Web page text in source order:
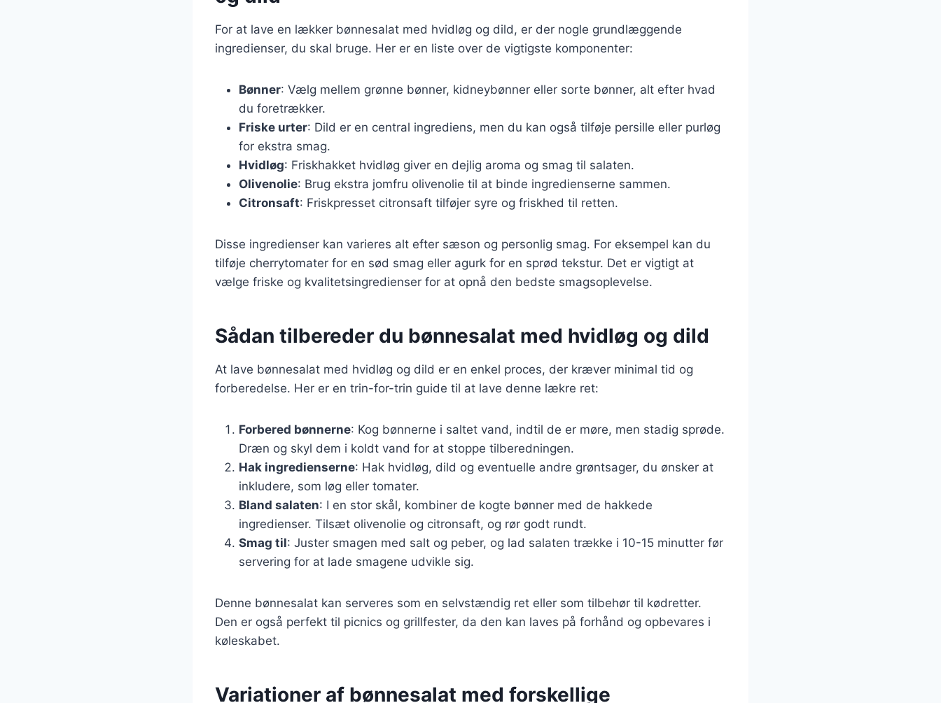
For at lave en lækker bønnesalat med hvidløg og dild, er der nogle grundlæggende
ingredienser, du skal bruge. Her er en liste over de vigtigste komponenter:
Bønner: Vælg mellem grønne bønner, kidneybønner eller sorte bønner, alt efter hvad
du foretrækker.
Friske urter: Dild er en central ingrediens, men du kan også tilføje persille eller purløg
for ekstra smag.
Hvidløg: Friskhakket hvidløg giver en dejlig aroma og smag til salaten.
Olivenolie: Brug ekstra jomfru olivenolie til at binde ingredienserne sammen.
Citronsaft: Friskpresset citronsaft tilføjer syre og friskhed til retten.
Disse ingredienser kan varieres alt efter sæson og personlig smag. For eksempel kan du
tilføje cherrytomater for en sød smag eller agurk for en sprød tekstur. Det er vigtigt at
vælge friske og kvalitetsingredienser for at opnå den bedste smagsoplevelse.
Sådan tilbereder du bønnesalat med hvidløg og dild
At lave bønnesalat med hvidløg og dild er en enkel proces, der kræver minimal tid og
forberedelse. Her er en trin-for-trin guide til at lave denne lækre ret:
Forbered bønnerne: Kog bønnerne i saltet vand, indtil de er møre, men stadig sprøde.
Dræn og skyl dem i koldt vand for at stoppe tilberedningen.
Hak ingredienserne: Hak hvidløg, dild og eventuelle andre grøntsager, du ønsker at
inkludere, som løg eller tomater.
Bland salaten: I en stor skål, kombiner de kogte bønner med de hakkede
ingredienser. Tilsæt olivenolie og citronsaft, og rør godt rundt.
Smag til: Juster smagen med salt og peber, og lad salaten trække i 10-15 minutter før
servering for at lade smagene udvikle sig.
Denne bønnesalat kan serveres som en selvstændig ret eller som tilbehør til kødretter.
Den er også perfekt til picnics og grillfester, da den kan laves på forhånd og opbevares i
køleskabet.
Variationer af bønnesalat med forskellige